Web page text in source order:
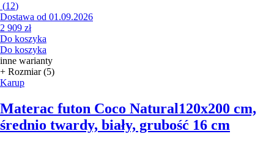
(12)
Dostawa od 01.09.2026
2 909 zł
Do koszyka
Do koszyka
inne warianty
+ Rozmiar (5)
Karup
Materac futon Coco Natural120x200 cm,
średnio twardy, biały, grubość 16 cm